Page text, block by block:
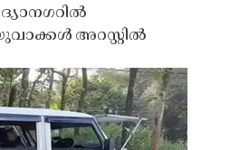
അറസ്റ്റിൽ